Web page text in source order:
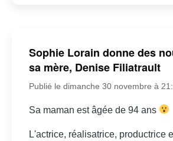
Sophie Lorain donne des
sa mère, Denise Filiatrault
Publié le dimanche 30 novembre à
Sa maman est âgée de 94 ans
L'actrice, réalisatrice, productrice